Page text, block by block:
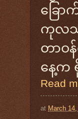
ခြေ
ကုလသ
တာဝ
နေ့က
Read
at March